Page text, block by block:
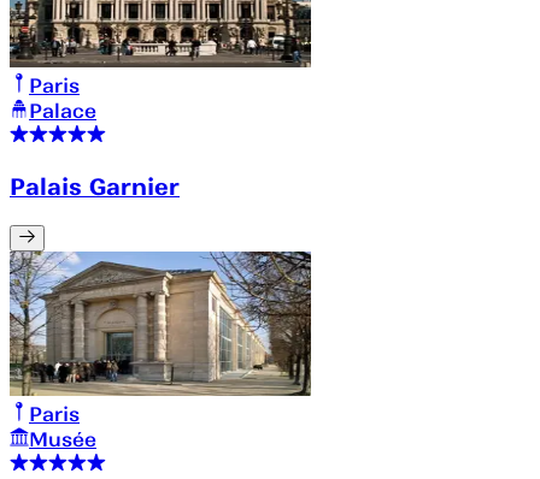
Paris
Palace
Palais Garnier
Paris
Musée